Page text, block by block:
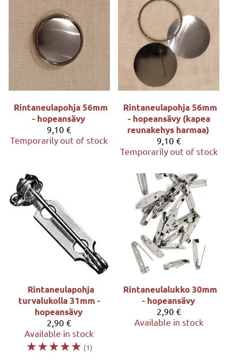
Rintaneulapohja 56mm
- hopeansävy
9,10 €
Temporarily out of stock
Rintaneulapohja 56mm
- hopeansävy (kapea
reunakehys harmaa)
9,10 €
Temporarily out of stock
Rintaneulapohja
turvalukolla 31mm -
hopeansävy
2,90 €
Available in stock
☆☆☆☆☆ (1)
Rintaneulalukko 30mm
- hopeansävy
2,90 €
Available in stock